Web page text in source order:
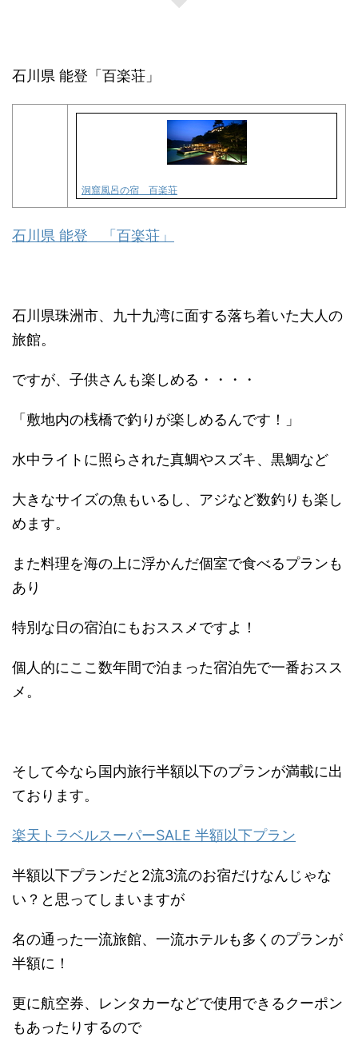
石川県 能登「百楽荘」
洞窟風呂の宿 百楽荘
石川県 能登 「百楽荘」
石川県珠洲市、九十九湾に面する落ち着いた大人の
旅館。
ですが、子供さんも楽しめる・・・・
「敷地内の桟橋で釣りが楽しめるんです！」
水中ライトに照らされた真鯛やスズキ、黒鯛など
大きなサイズの魚もいるし、アジなど数釣りも楽し
めます。
また料理を海の上に浮かんだ個室で食べるプランも
あり
特別な日の宿泊にもおススメですよ！
個人的にここ数年間で泊まった宿泊先で一番おスス
メ。
そして今なら国内旅行半額以下のプランが満載に出
ております。
楽天トラベルスーパーSALE 半額以下プラン
半額以下プランだと2流3流のお宿だけなんじゃな
い？と思ってしまいますが
名の通った一流旅館、一流ホテルも多くのプランが
半額に！
更に航空券、レンタカーなどで使用できるクーポン
もあったりするので